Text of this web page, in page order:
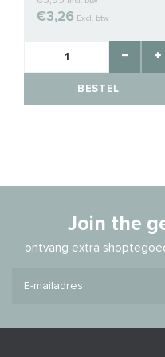
€3,26 Excl. btw
BESTEL
Join the
ontvang extra